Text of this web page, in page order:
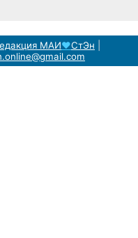
МАИ♥СтЭн